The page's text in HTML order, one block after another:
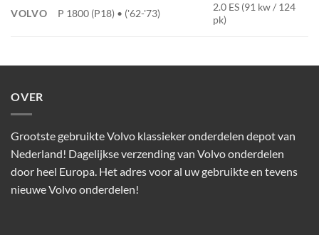
VOLVO P 1800 (P18) • ('62-'73)
2.0 ES (91 kw / 124
pk)
OVER
Grootste gebruikte Volvo klassieker onderdelen depot van
Nederland! Dagelijkse verzending van Volvo onderdelen
door heel Europa. Het adres voor al uw gebruikte en tevens
nieuwe Volvo onderdelen!